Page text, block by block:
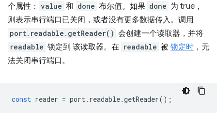
个属性： value 和 done 布尔值。如果 done 为 true，
则表示串行端口已关闭，或者没有更多数据传入。调用
port.readable.getReader() 会创建一个读取器，并将
readable 锁定到 该读取器。在 readable 被 锁定时 ，无
法关闭串行端口。
const reader = port. readable.getReader();